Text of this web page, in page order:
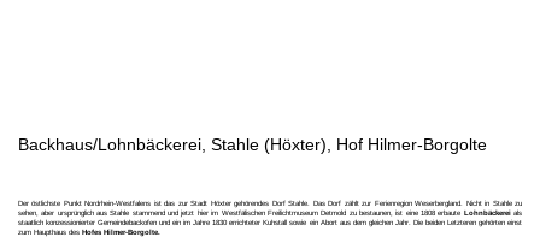
Backhaus/Lohnbäckerei, Stahle (Höxter), Hof Hilmer-Borgolte
Der östlichste Punkt Nordrhein-Westfalens ist das zur Stadt Höxter gehörendes Dorf Stahle. Das Dorf zählt zur Ferienregion Weserbergland. Nicht in Stahle zu
sehen, aber ursprünglich aus Stahle stammend und jetzt hier im Westfälischen Freilichtmuseum Detmold zu bestaunen, ist eine 1808 erbaute Lohnbäckereials
staatlich konzessionierter Gemeindebackofen und ein im Jahre 1830 errichteter Kuhstall sowie ein Abort aus dem gleichen Jahr. Die beiden Letzteren gehörten einst
zum Haupthaus des Hofes Hilmer-Borgolte.